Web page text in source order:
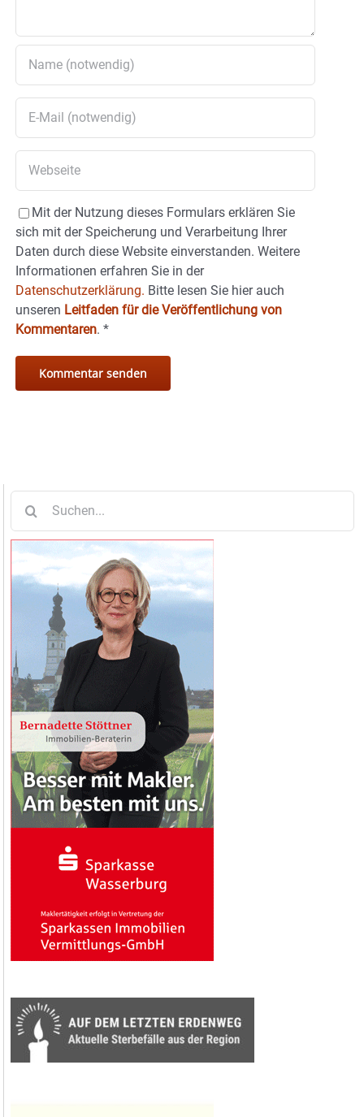
Mit der Nutzung dieses Formulars erklären Sie
sich mit der Speicherung und Verarbeitung Ihrer
Daten durch diese Website einverstanden. Weitere
Informationen erfahren Sie in der
Datenschutzerklärung. Bitte lesen Sie hier auch
unseren Leitfaden für die Veröffentlichung von
Kommentaren. *
nach: